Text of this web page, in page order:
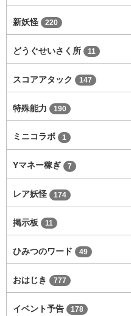
新妖怪 220
どうぐせいさく所 11
スコアアタック 147
特殊能力 190
ミニコラボ 1
Yマネー稼ぎ 7
レア妖怪 174
掲示板 11
ひみつのワード 49
おはじき 777
イベント予告 178